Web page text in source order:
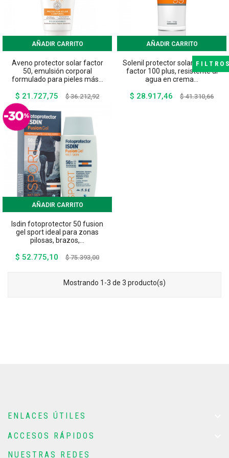
AÑADIR CARRITO
Aveno protector solar factor
50, emulsión corporal
formulado para pieles más...
$ 21.727,75
Precio
$ 36.212,92Precio
AÑADIR CARRITO
Solenil protector solar corporal
factor 100 plus, resistente al
agua en crema...
$ 28.917,46
Precio
$ 41.310,66
AÑADIR CARRITO
Isdin fotoprotector 50 fusion
gel sport ideal para zonas
pilosas, brazos,...
$ 52.775,10
Precio
$ 75.393,00Precio
Mostrando 1-3 de 3 producto(s)
ENLACES ÚTILES
ACCESOS RÁPIDOS
NUESTRAS REDES